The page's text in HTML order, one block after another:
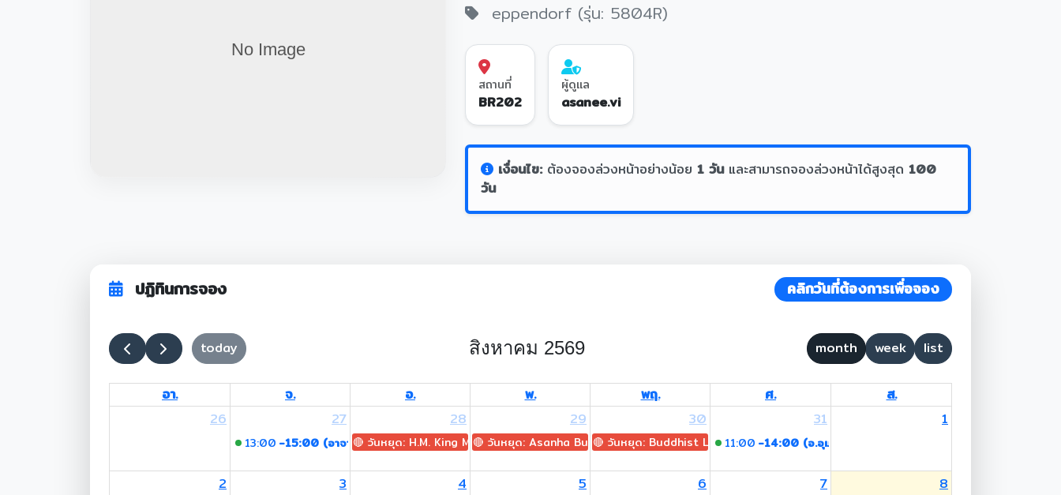
eppendorf (รุ่น: 5804R)
สถานที่
BR202
ผู้ดูแล
asanee.vi
เงื่อนไข:ต้องจองล่วงหน้าอย่างน้อย 1 วันและสามารถจองล่วงหน้าได้สูงสุด 100
วัน
ปฏิทินการจอง คลิกวันที่ต้องการเพื่อจอง
today สิงหาคม 2569 month week list
อา. จ. อ. พ. พฤ. ศ.
ส.
26
27
13:00 -15:00 (อาจารย์ปาจรีย์)
28
🔴 วันหยุด: H.M. King Maha Vajiralongkorn's Birthday
29
🔴 วันหยุด: Asanha Bucha Day
30
🔴 วันหยุด: Buddhist Lent Day
31
11:00 -14:00 (อ.อุมาพร)
1
2 3 4 5 6 7 8